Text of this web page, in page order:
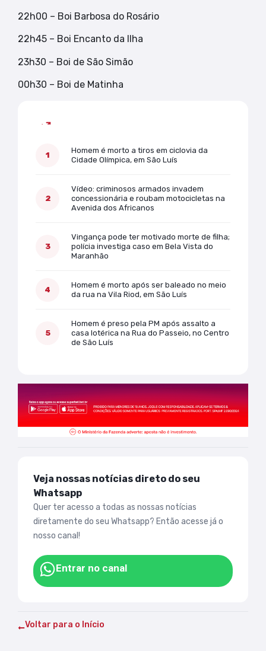
22h00 – Boi Barbosa do Rosário
22h45 – Boi Encanto da Ilha
23h30 – Boi de São Simão
00h30 – Boi de Matinha
Homem é morto a tiros em ciclovia da
Cidade Olímpica, em São Luís
Vídeo: criminosos armados invadem
concessionária e roubam motocicletas na
Avenida dos Africanos
Vingança pode ter motivado morte de filha;
polícia investiga caso em Bela Vista do
Maranhão
Homem é morto após ser baleado no meio
da rua na Vila Riod, em São Luís
Homem é preso pela PM após assalto a
casa lotérica na Rua do Passeio, no Centro
de São Luís
Veja nossas notícias direto do seu
Whatsapp
Quer ter acesso a todas as nossas notícias
diretamente do seu Whatsapp? Então acesse já o
nosso canal!
Entrar no canal
Voltar para o Início